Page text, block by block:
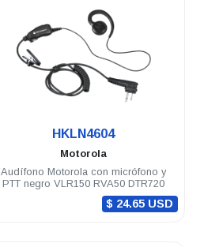
HKLN4604
Motorola
Audífono Motorola con micrófono y
PTT negro VLR150 RVA50 DTR720
$ 24.65 USD